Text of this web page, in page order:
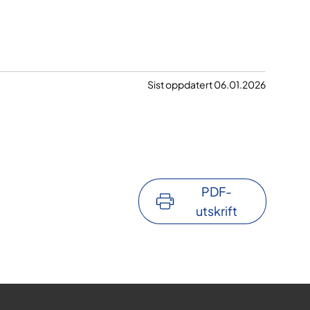
Sist oppdatert 06.01.2026
PDF-
utskrift